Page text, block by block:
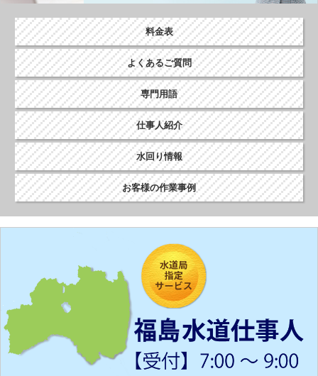
料金表
よくあるご質問
専門用語
仕事人紹介
水回り情報
お客様の作業事例